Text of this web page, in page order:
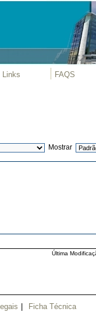
Links FAQS
Mostrar
Última
Ficha Técnica